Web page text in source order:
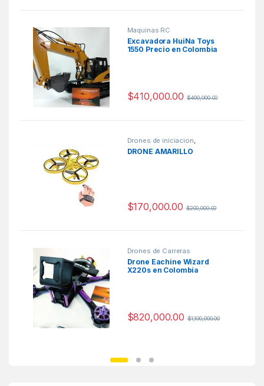
Maquinas RC
Excavadora HuiNa Toys
1550 Precio en Colombia
$410,000.00 $490,000.00
Drones de iniciacion,
Jugueteria
DRONE AMARILLO
$170,000.00 $200,000.00
Drones de Carreras
Drone Eachine Wizard
X220s en Colombia
$820,000.00 $1,100,000.00